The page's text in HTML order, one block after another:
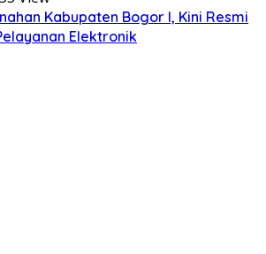
Kabupaten Bogor I, Kini Resmi
Elektronik